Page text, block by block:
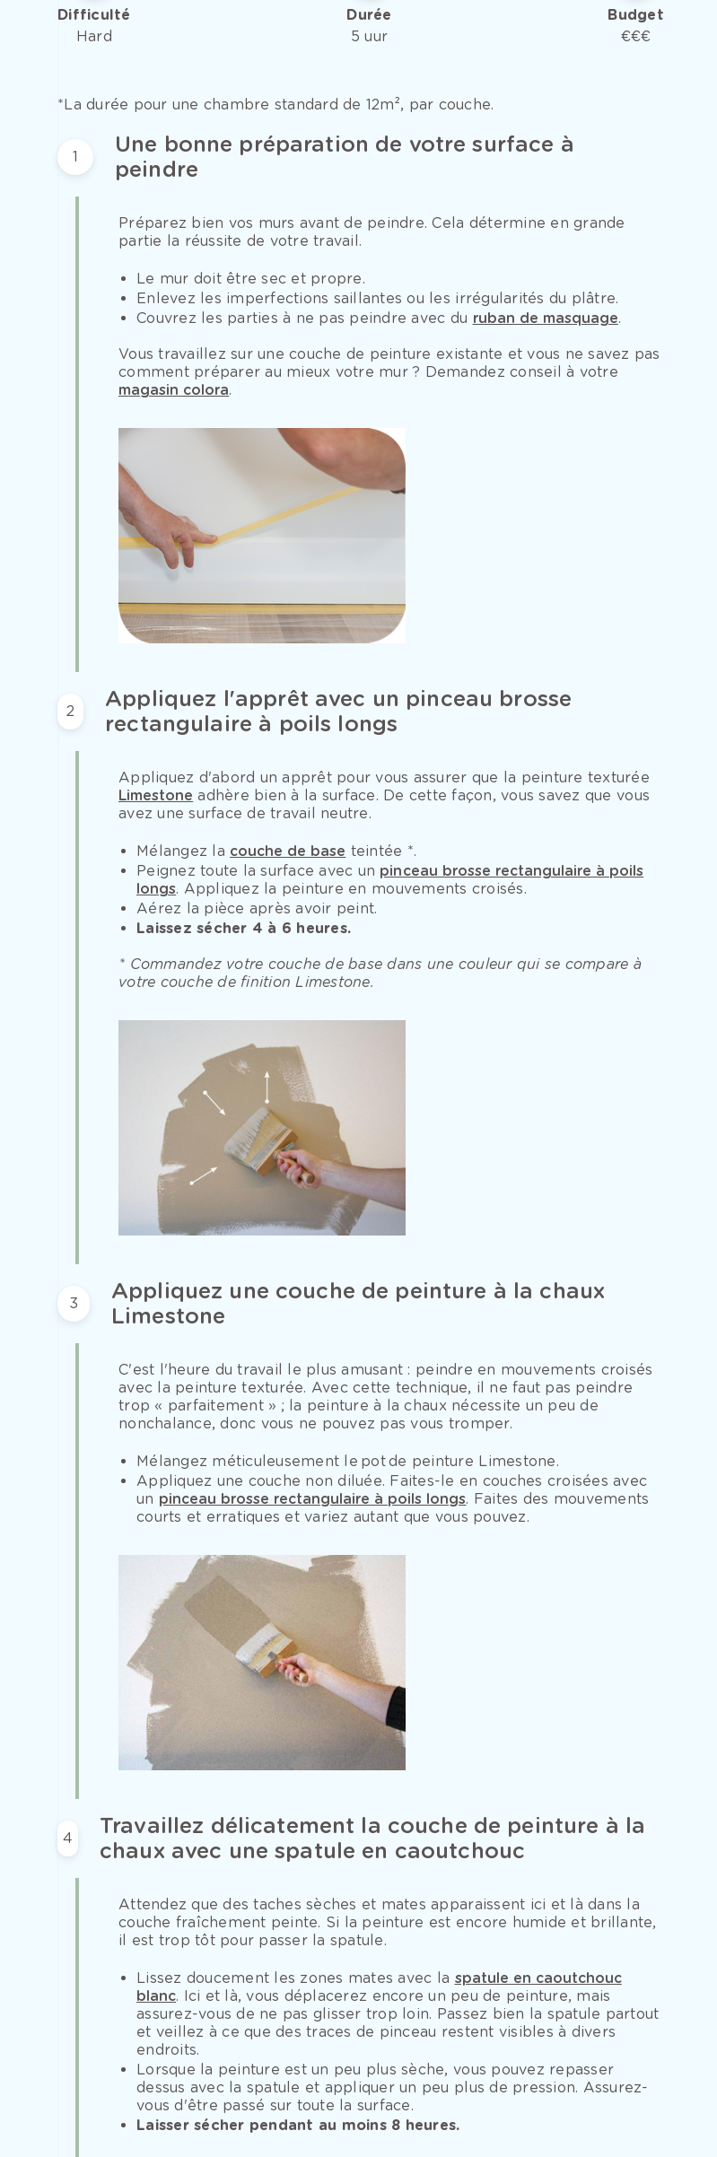
Difficulté
Hard
Durée
5 uur
Budget
€€€
*La durée pour une chambre standard de 12m², par couche.
1
Une bonne préparation de votre surface à
peindre
Préparez bien vos murs avant de peindre. Cela détermine en grande
partie la réussite de votre travail.
Le mur doit être sec et propre.
Enlevez les imperfections saillantes ou les irrégularités du plâtre.
Couvrez les parties à ne pas peindre avec du ruban de masquage.
Vous travaillez sur une couche de peinture existante et vous ne savez pas
comment préparer au mieux votre mur ? Demandez conseil à votre
magasin colora.
2
Appliquez l'apprêt avec un pinceau brosse
rectangulaire à poils longs
Appliquez d'abord un apprêt pour vous assurer que la peinture texturée
Limestone adhère bien à la surface. De cette façon, vous savez que vous
avez une surface de travail neutre.
Mélangez la couche de base teintée *.
Peignez toute la surface avec un pinceau brosse rectangulaire à poils
longs. Appliquez la peinture en mouvements croisés.
Aérez la pièce après avoir peint.
Laissez sécher 4 à 6 heures.
* Commandez votre couche de base dans une couleur qui se compare à
votre couche de finition Limestone.
3
Appliquez une couche de peinture à la chaux
Limestone
C'est l'heure du travail le plus amusant : peindre en mouvements croisés
avec la peinture texturée. Avec cette technique, il ne faut pas peindre
trop « parfaitement » ; la peinture à la chaux nécessite un peu de
nonchalance, donc vous ne pouvez pas vous tromper.
Mélangez méticuleusement le pot de peinture Limestone.
Appliquez une couche non diluée. Faites-le en couches croisées avec
un pinceau brosse rectangulaire à poils longs. Faites des mouvements
courts et erratiques et variez autant que vous pouvez.
4
Travaillez délicatement la couche de peinture à la
chaux avec une spatule en caoutchouc
Attendez que des taches sèches et mates apparaissent ici et là dans la
couche fraîchement peinte. Si la peinture est encore humide et brillante,
il est trop tôt pour passer la spatule.
Lissez doucement les zones mates avec la spatule en caoutchouc
blanc. Ici et là, vous déplacerez encore un peu de peinture, mais
assurez-vous de ne pas glisser trop loin. Passez bien la spatule partout
et veillez à ce que des traces de pinceau restent visibles à divers
endroits.
Lorsque la peinture est un peu plus sèche, vous pouvez repasser
dessus avec la spatule et appliquer un peu plus de pression. Assurez-
vous d'être passé sur toute la surface.
Laisser sécher pendant au moins 8 heures.